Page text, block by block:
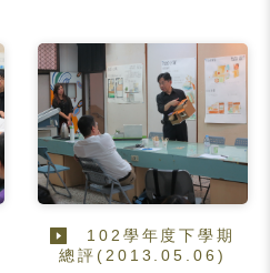
102學年度下學期
總評(2013.05.06)